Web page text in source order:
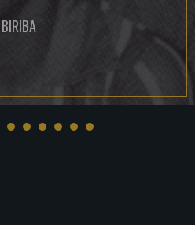
BIRIBA